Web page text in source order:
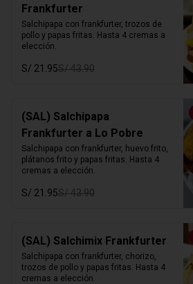
Frankfurter
Salchipapa con frankfurter, trozos de
pollo y papas fritas. Hasta 4 cremas a
elección.
S/ 21.95S/ 43.90
(SAL) Salchipapa
Frankfurter a Lo Pobre
Salchipapa con frankfurter, huevo frito,
plátanos frito y papas fritas. Hasta 4
cremas a elección.
S/ 21.95S/ 43.90
(SAL) Salchimix Frankfurter
Salchipapa con frankfurter, chorizo,
trozos de pollo y papas fritas. Hasta 4
cremas a elección.